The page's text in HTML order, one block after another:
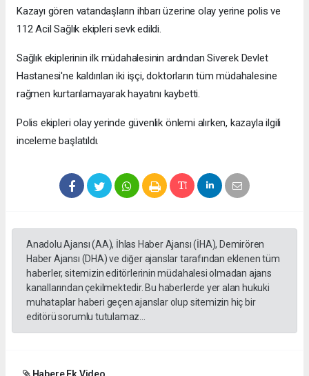
Kazayı gören vatandaşların ihbarı üzerine olay yerine polis ve
112 Acil Sağlık ekipleri sevk edildi.
Sağlık ekiplerinin ilk müdahalesinin ardından Siverek Devlet
Hastanesi'ne kaldırılan iki işçi, doktorların tüm müdahalesine
rağmen kurtarılamayarak hayatını kaybetti.
Polis ekipleri olay yerinde güvenlik önlemi alırken, kazayla ilgili
inceleme başlatıldı.
Anadolu Ajansı (AA), İhlas Haber Ajansı (İHA), Demirören
Haber Ajansı (DHA) ve diğer ajanslar tarafından eklenen tüm
haberler, sitemizin editörlerinin müdahalesi olmadan ajans
kanallarından çekilmektedir. Bu haberlerde yer alan hukuki
muhataplar haberi geçen ajanslar olup sitemizin hiç bir
editörü sorumlu tutulamaz...